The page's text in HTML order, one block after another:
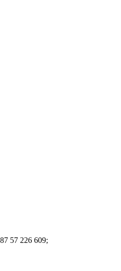
57 226 609;